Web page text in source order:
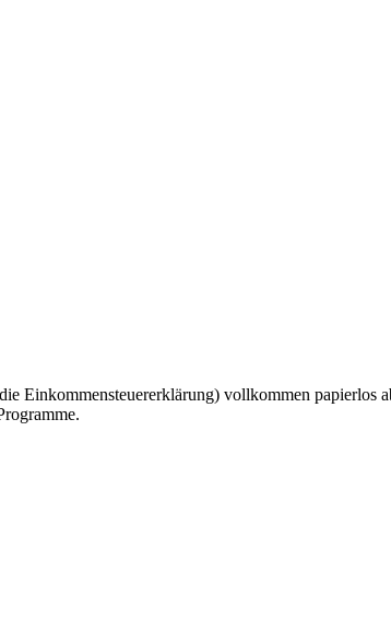
Einkommensteuererklärung) vollkommen papierlos